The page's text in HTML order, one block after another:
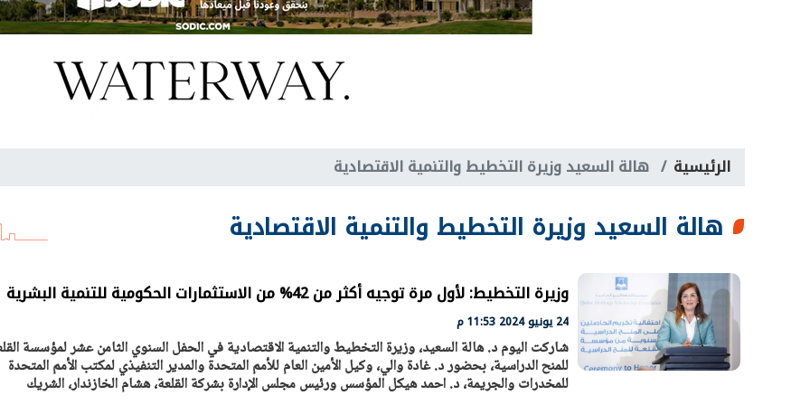
الرئيسية هالة السعيد وزيرة التخطيط والتنمية الاقتصادية
هالة السعيد وزيرة التخطيط والتنمية الاقتصادية
وزيرة التخطيط: لأول مرة توجيه أكثر من 42% من الاستثمارات الحكومية للتنمية البشرية
24 يونيو 2024 11:53 م
شاركت اليوم د. هالة السعيد، وزيرة التخطيط والتنمية الاقتصادية في الحفل السنوي الثامن عشر لمؤسسة
للمنح الدراسية، بحضور د. غادة والي، وكيل الأمين العام للأمم المتحدة والمدير التنفيذي لمكتب الأمم المتحدة
للمخدرات والجريمة، د. احمد هيكل المؤسس ورئيس مجلس الإدارة بشركة القلعة، هشام الخازندار، الشريك